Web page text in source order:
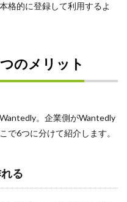
格的に登録して利用するよ
のメリット
。企業側がWantedly
で6つに分けて紹介します。
る